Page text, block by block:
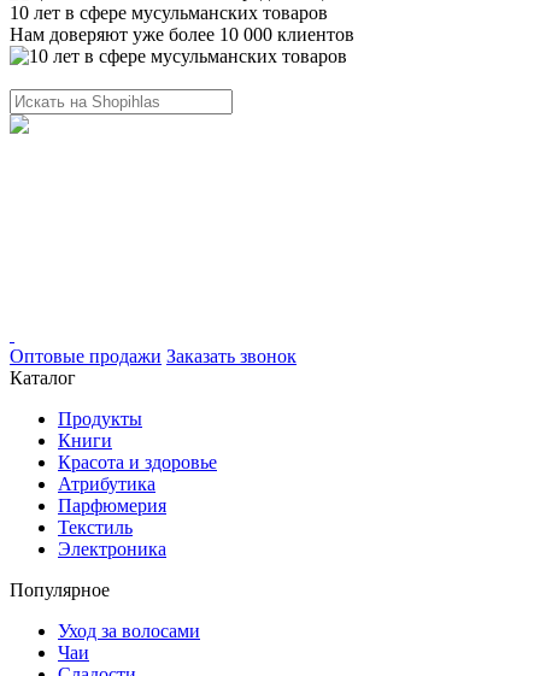
10 лет в сфере мусульманских товаров
Нам доверяют уже более 10 000 клиентов
Оптовые продажи Заказать звонок
Каталог
Продукты
Книги
Красота и здоровье
Атрибутика
Парфюмерия
Текстиль
Электроника
Популярное
Уход за волосами
Чаи